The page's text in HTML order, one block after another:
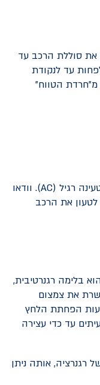
את סוללת הרכב עד
עד לנקודת
מ"חרדת הטווח"
רגיל (AC). וודאו
את הרכב
בלימה רגנרטיבית,
את צמצום
הפחתת הלחץ
עד כדי עצירה
אותה ניתן